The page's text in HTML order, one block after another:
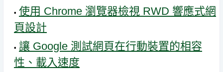
使用 Chrome 瀏覽器檢視 RWD 響應式網
頁設計
讓 Google 測試網頁在行動裝置的相容
性、載入速度